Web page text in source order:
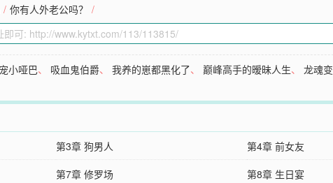
/ 你有人外老公吗？
/
小哑巴、 吸血鬼伯爵、我养的崽都黑化了、巅峰高手的暧昧人生、龙魂变
第3章 狗男人
第4章 前女友
第7章 修罗场
第8章 生日宴